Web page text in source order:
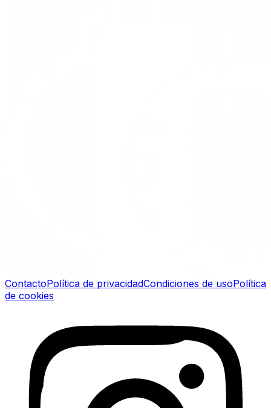
ContactoPolítica de privacidadCondiciones de usoPolítica
de cookies